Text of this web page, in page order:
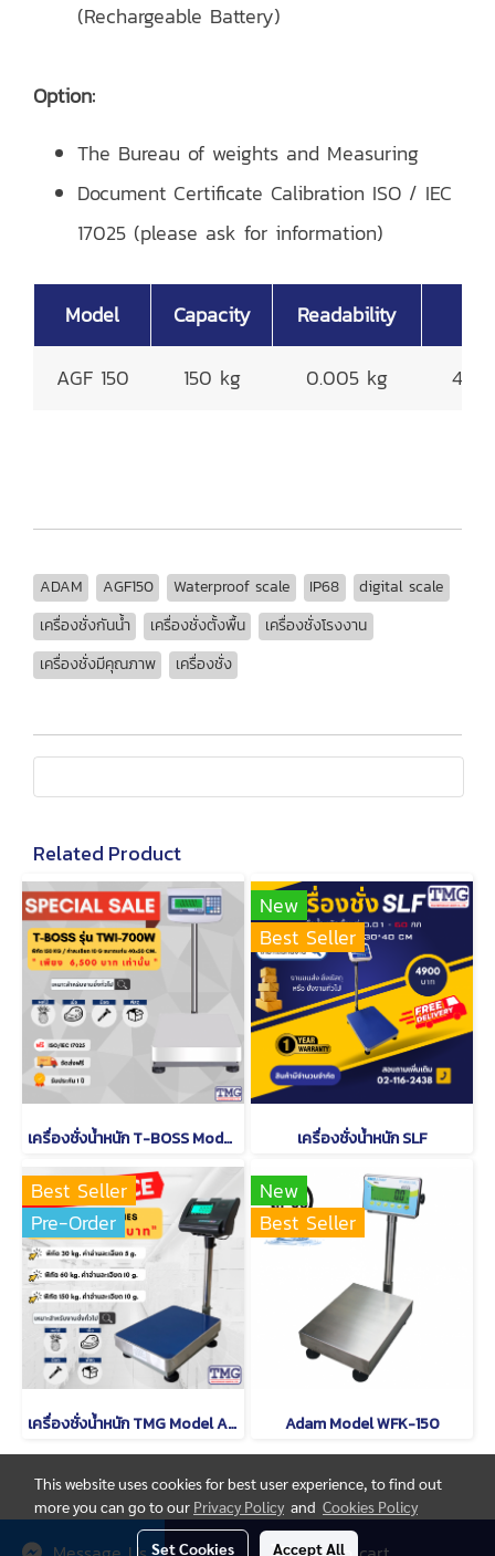
(Rechargeable Battery)
Option:
The Bureau of weights and Measuring
Document Certificate Calibration ISO / IEC
17025 (please ask for information)
Model Capacity Readability
AGF 150 150 kg 0.005 kg 400
ADAM AGF150 Waterproof scale IP68
digital scale
เครื่องชั่งกันน้ำ
เครื่องชั่งตั้งพื้น
เครื่องชั่งโรงงาน
เครื่องชั่งมีคุณภาพ
เครื่องชั่ง
Related Product
เครื่องชั่งน้ำหนัก T-BOSS Model TWI-700W
New
Best Seller
เครื่องชั่งน้ำหนัก SLF
Best Seller
Pre-Order
เครื่องชั่งน้ำหนัก TMG Model A12
New
Best Seller
Adam Model WFK-150
© Copyright thaimetrology.com 2026. All Rights Reserved.
This website uses cookies for best user experience, to find out
more you can go to our Privacy Policy and Cookies Policy
Set Cookies Accept All